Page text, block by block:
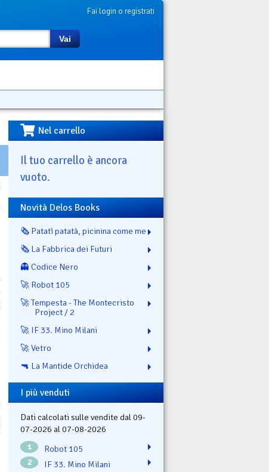
Fai login o registrati
Vai
Nel carrello
Il tuo carrello è ancora
vuoto.
Novità Delos Books
🗞️ Patatì patatà, picinina come me
🗞️ La Fabbrica dei Futuri
👻 Codice Nero
🚀 Robot 105
🚀 Tempesta - The Montecristo
Project / 2
🚀 IF 33. Mino Milani
🚀 Vetro
🔫 La Mantide Orchidea
I più venduti
Dati calcolati sulle vendite dal 09-
07-2026 al 07-08-2026
1 Robot 105
2 IF 33. Mino Milani